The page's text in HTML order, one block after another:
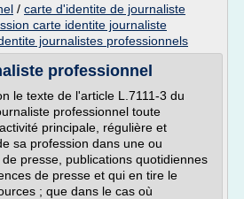
/ carte d'identite de journaliste
carte identite journaliste
journalistes professionnels
professionnel
le texte de l'article L.7111-3 du
professionnel toute
principale, régulière et
sa profession dans une ou
presse, publications quotidiennes
de presse et qui en tire le
; que dans le cas où